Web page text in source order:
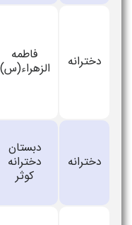
دخترانه فاطمه
الزهراء(س)
دخترانه
دبستان
دخترانه
کوثر